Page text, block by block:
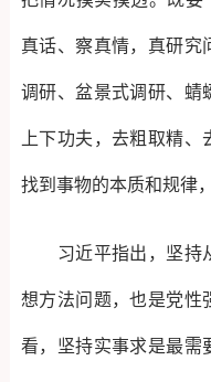
真话、察真情，真研究
调研、盆景式调研、蜻
上下功夫，去粗取精、
找到事物的本质和规律
习近平指出，坚持从
想方法问题，也是党性
看，坚持实事求是最需